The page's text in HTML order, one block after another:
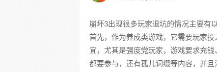
崩坏3出现很多玩家退坑的情况主要有
首先，作为养成类游戏，它需要玩家
宜，尤其是强度党玩家，游戏要求充
都要参与，还有孤儿词缀等内容，并